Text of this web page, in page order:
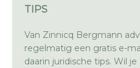
TIPS
Van Zinnicq Bergmann
regelmatig een gratis e-
daarin juridische tips. Wil